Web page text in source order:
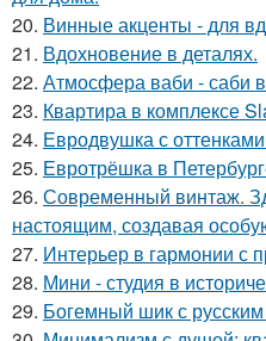
20. Винные акценты - для
21. Вдохновение в деталях.
22. Атмосфера ваби - саби
23. Квартира в комплексе
24. Евродвушка с
25. Евротрёшка в
26. Современный винтаж.
настоящим, создавая
27. Интерьер в гармонии с
28. Мини - студия в
29. Богемный шик с